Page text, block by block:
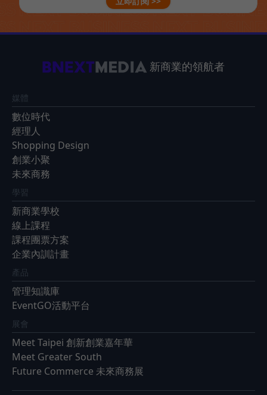
新商業的領航者
媒體
數位時代
經理人
Shopping Design
創業小聚
未來商務
學習
新商業學校
線上課程
課程團票方案
企業內訓計畫
產品
管理知識庫
EventGO活動平台
展會
Meet Taipei 創新創業嘉年華
Meet Greater South
Future Commerce 未來商務展